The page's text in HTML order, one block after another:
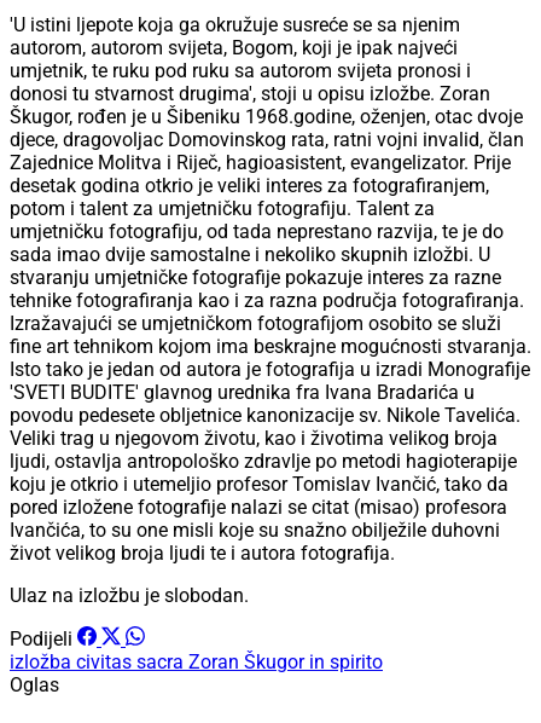
'U istini ljepote koja ga okružuje susreće se sa njenim
autorom, autorom svijeta, Bogom, koji je ipak najveći
umjetnik, te ruku pod ruku sa autorom svijeta pronosi i
donosi tu stvarnost drugima', stoji u opisu izložbe. Zoran
Škugor, rođen je u Šibeniku 1968.godine, oženjen, otac dvoje
djece, dragovoljac Domovinskog rata, ratni vojni invalid, član
Zajednice Molitva i Riječ, hagioasistent, evangelizator. Prije
desetak godina otkrio je veliki interes za fotografiranjem,
potom i talent za umjetničku fotografiju. Talent za
umjetničku fotografiju, od tada neprestano razvija, te je do
sada imao dvije samostalne i nekoliko skupnih izložbi. U
stvaranju umjetničke fotografije pokazuje interes za razne
tehnike fotografiranja kao i za razna područja fotografiranja.
Izražavajući se umjetničkom fotografijom osobito se služi
fine art tehnikom kojom ima beskrajne mogućnosti stvaranja.
Isto tako je jedan od autora je fotografija u izradi Monografije
'SVETI BUDITE' glavnog urednika fra Ivana Bradarića u
povodu pedesete obljetnice kanonizacije sv. Nikole Tavelića.
Veliki trag u njegovom životu, kao i životima velikog broja
ljudi, ostavlja antropološko zdravlje po metodi hagioterapije
koju je otkrio i utemeljio profesor Tomislav Ivančić, tako da
pored izložene fotografije nalazi se citat (misao) profesora
Ivančića, to su one misli koje su snažno obilježile duhovni
život velikog broja ljudi te i autora fotografija.
Ulaz na izložbu je slobodan.
Podijeli
izložba civitas sacra Zoran Škugor in spirito
Oglas